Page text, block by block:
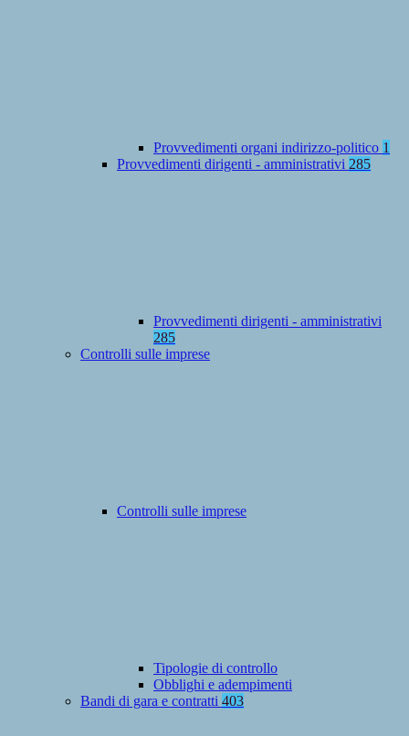
Provvedimenti organi indirizzo-politico 1
Provvedimenti dirigenti - amministrativi 285
Provvedimenti dirigenti - amministrativi
285
Controlli sulle imprese
Controlli sulle imprese
Tipologie di controllo
Obblighi e adempimenti
Bandi di gara e contratti 403